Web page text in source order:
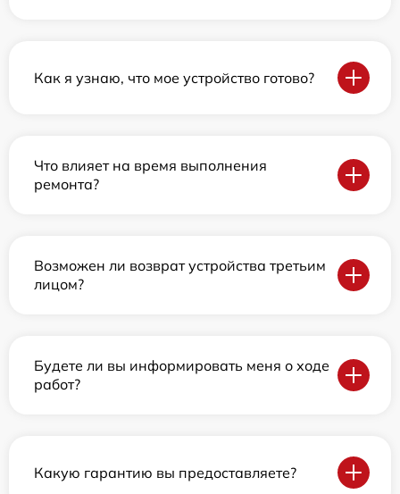
Как я узнаю, что мое устройство готово?
Что влияет на время выполнения
ремонта?
Возможен ли возврат устройства третьим
лицом?
Будете ли вы информировать меня о ходе
работ?
Какую гарантию вы предоставляете?